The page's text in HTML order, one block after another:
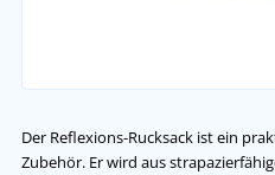
Der Reflexions-Rucksack ist ein
Zubehör. Er wird aus